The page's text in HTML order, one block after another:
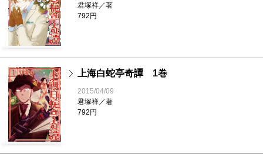
君塚祥／著
792円
上海白蛇亭奇譚 1巻
2015/04/09
君塚祥／著
792円